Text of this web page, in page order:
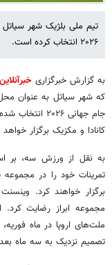
تیم ملی بلژیک شهر
۲۰۲۶ انتخاب کرده است.
به گزارش خبرگزاریخبرآنلاین
که شهر سیاتل به عنوان
کانادا و مکزیک برگزار
به نقل از ورزش سه، بر
تمرینات خود را در
برگزار خواهند کرد.
مجموعه ابراز رضایت
ملت‌های اروپا در ماه
تصمیم نزدیک به سه ماه